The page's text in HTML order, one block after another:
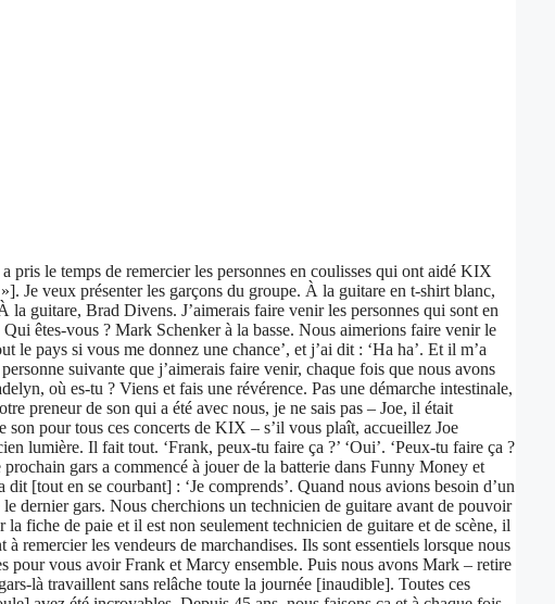
pris le temps de remercier les personnes en coulisses qui ont aidé KIX
Je veux présenter les garçons du groupe. À la guitare en t-shirt blanc,
guitare, Brad Divens. J’aimerais faire venir les personnes qui sont en
êtes-vous ? Mark Schenker à la basse. Nous aimerions faire venir le
le pays si vous me donnez une chance’, et j’ai dit : ‘Ha ha’. Et il m’a
suivante que j’aimerais faire venir, chaque fois que nous avons
où es-tu ? Viens et fais une révérence. Pas une démarche intestinale,
preneur de son qui a été avec nous, je ne sais pas – Joe, il était
pour tous ces concerts de KIX – s’il vous plaît, accueillez Joe
lumière. Il fait tout. ‘Frank, peux-tu faire ça ?’ ‘Oui’. ‘Peux-tu faire ça ?
gars a commencé à jouer de la batterie dans Funny Money et
[tout en se courbant] : ‘Je comprends’. Quand nous avions besoin d’un
dernier gars. Nous cherchions un technicien de guitare avant de pouvoir
fiche de paie et il est non seulement technicien de guitare et de scène, il
remercier les vendeurs de marchandises. Ils sont essentiels lorsque nous
pour vous avoir Frank et Marcy ensemble. Puis nous avons Mark – retire
là travaillent sans relâche toute la journée [inaudible]. Toutes ces